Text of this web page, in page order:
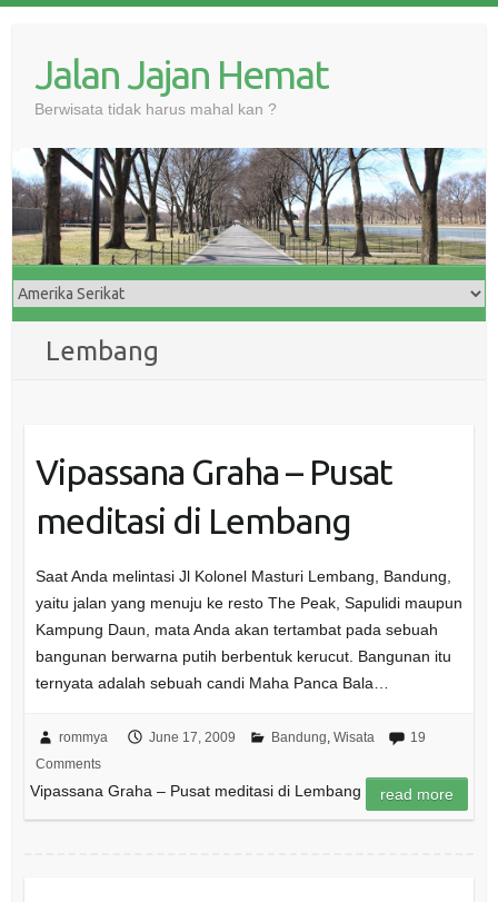
Jalan Jajan Hemat
Berwisata tidak harus mahal kan ?
Lembang
Vipassana Graha – Pusat
meditasi di Lembang
Saat Anda melintasi Jl Kolonel Masturi Lembang, Bandung,
yaitu jalan yang menuju ke resto The Peak, Sapulidi maupun
Kampung Daun, mata Anda akan tertambat pada sebuah
bangunan berwarna putih berbentuk kerucut. Bangunan itu
ternyata adalah sebuah candi Maha Panca Bala…
rommya June 17, 2009 Bandung Wisata
19
Comments
Vipassana Graha – Pusat meditasi di Lembang read more